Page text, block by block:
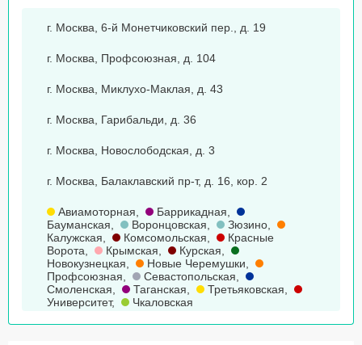
г. Москва, 6-й Монетчиковский пер., д. 19
г. Москва, Профсоюзная, д. 104
г. Москва, Миклухо-Маклая, д. 43
г. Москва, Гарибальди, д. 36
г. Москва, Новослободская, д. 3
г. Москва, Балаклавский пр-т, д. 16, кор. 2
Авиамоторная, Баррикадная,
Бауманская, Воронцовская, Зюзино,
Калужская, Комсомольская,
Красные
Ворота, Крымская, Курская,
Новокузнецкая, Новые Черемушки,
Профсоюзная, Севастопольская,
Смоленская, Таганская, Третьяковская,
Университет, Чкаловская